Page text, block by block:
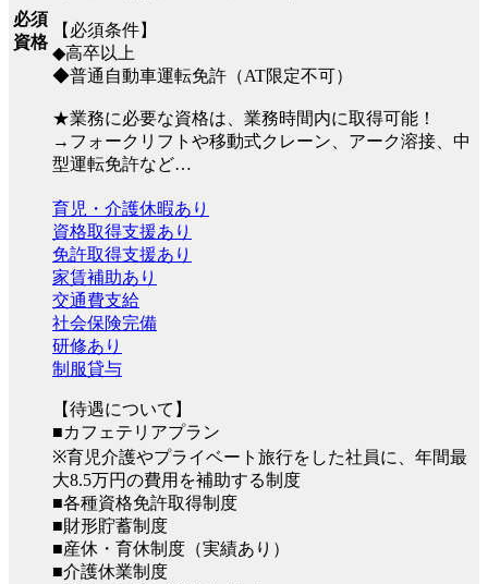
必須
資格
【必須条件】
◆高卒以上
◆普通自動車運転免許（AT限定不可）
★業務に必要な資格は、業務時間内に取得可能！
→フォークリフトや移動式クレーン、アーク溶接、中
型運転免許など…
育児・介護休暇あり
資格取得支援あり
免許取得支援あり
家賃補助あり
交通費支給
社会保険完備
研修あり
制服貸与
【待遇について】
■カフェテリアプラン
※育児介護やプライベート旅行をした社員に、年間最
大8.5万円の費用を補助する制度
■各種資格免許取得制度
■財形貯蓄制度
■産休・育休制度（実績あり）
■介護休業制度